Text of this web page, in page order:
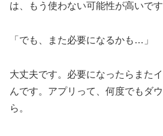
は、もう使わない可能性が高いです
「でも、また必要になるかも…」
大丈夫です。必要になったらまた
んです。アプリって、何度でもダ
ら。